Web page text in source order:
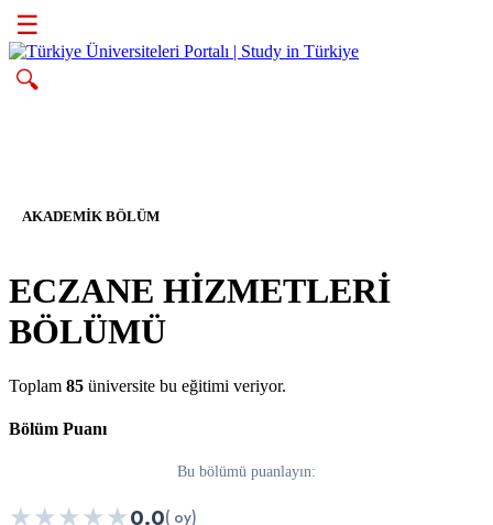
☰
🔍
AKADEMIK BÖLÜM
ECZANE HİZMETLERİ
BÖLÜMÜ
Toplam 85 üniversite bu eğitimi veriyor.
Bölüm Puanı
Bu bölümü puanlayın:
★★★★★0.0( oy)